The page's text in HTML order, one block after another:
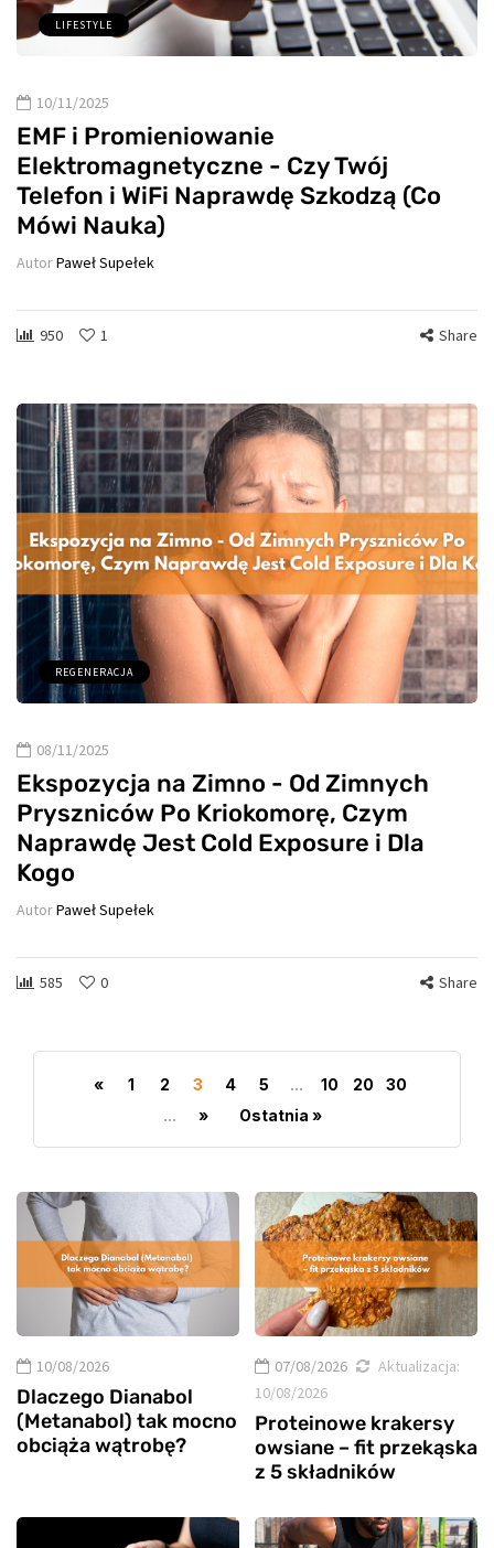
LIFESTYLE
10/11/2025
EMF i Promieniowanie
Elektromagnetyczne - Czy Twój
Telefon i WiFi Naprawdę Szkodzą (Co
Mówi Nauka)
AutorPaweł Supełek
950 1 Share
REGENERACJA
08/11/2025
Ekspozycja na Zimno - Od Zimnych
Pryszniców Po Kriokomorę, Czym
Naprawdę Jest Cold Exposure i Dla
Kogo
AutorPaweł Supełek
585 0 Share
« 1 2 3 4 5 ... 10 20
30
...
» Ostatnia »
10/08/2026
Dlaczego Dianabol
(Metanabol) tak mocno
obciąża wątrobę?
07/08/2026
Aktualizacja:
10/08/2026
Proteinowe krakersy
owsiane – fit przekąska
z 5 składników